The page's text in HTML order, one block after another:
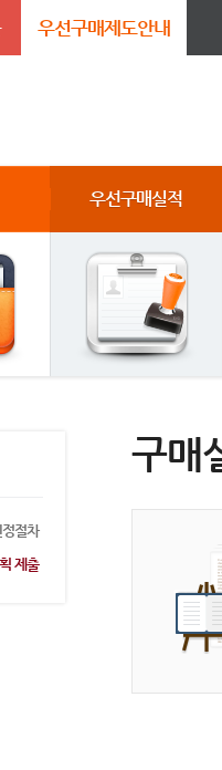
우선구매제도안내
우선구매실적
절차
제출
구매